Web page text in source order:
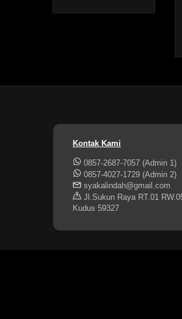
Kontak Kami
0857-2687-7057 (Admin 1)
0857-4027-1729 (Admin 2)
syakalindah@gmail.com
Jl.Sukun Raya RT.01
Kudus 59327